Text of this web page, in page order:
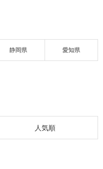
静岡県 愛知県
人気順